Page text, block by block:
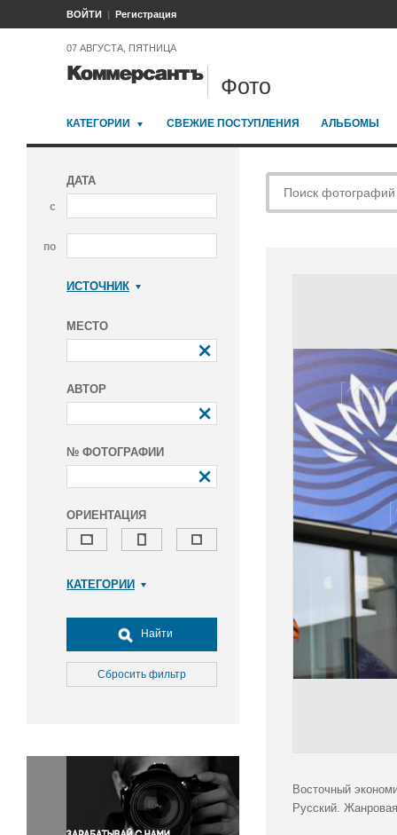
ВОЙТИ Регистрация
07 АВГУСТА, ПЯТНИЦА
Фото
КАТЕГОРИИ СВЕЖИЕ ПОСТУПЛЕНИЯ АЛЬБОМЫ
ДАТА
с
по
ИСТОЧНИК
МЕСТО
АВТОР
№ ФОТОГРАФИИ
ОРИЕНТАЦИЯ
КАТЕГОРИИ
Досуг, туризм и отдых
Культура
Медицина
Окружающая среда
Политика
Правосудие
Происшествия и конфликты
Найти
Сбросить фильтр
Восточный
Русский.